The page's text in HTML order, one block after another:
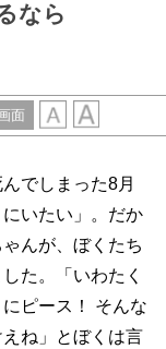
なら
面
でしまった8月
いたい」。だか
んが、ぼくたち
た。「いわたく
ピース！ そんな
ね」とぼくは言